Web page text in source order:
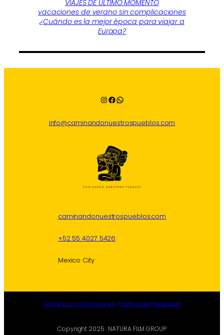
VIAJES DE ÚLTIMO MOMENTO
vacaciones de verano sin complicaciones
¿Cuándo es la mejor época para viajar a
Europa?
InstagramFacebook WhatsApp
info@caminandonuestrospueblos.com
caminandonuestrospueblos.com
+52 55 4027 5426
Mexico City
Términos y Condiciones ·Política de Privacidad
Copyright 2025 · NATURA FILM GROUP